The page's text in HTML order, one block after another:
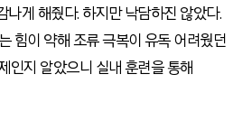
나게 해줬다. 하지만 낙담하진 않았다.
힘이 약해 조류 극복이 유독 어려웠던
인지 알았으니 실내 훈련을 통해